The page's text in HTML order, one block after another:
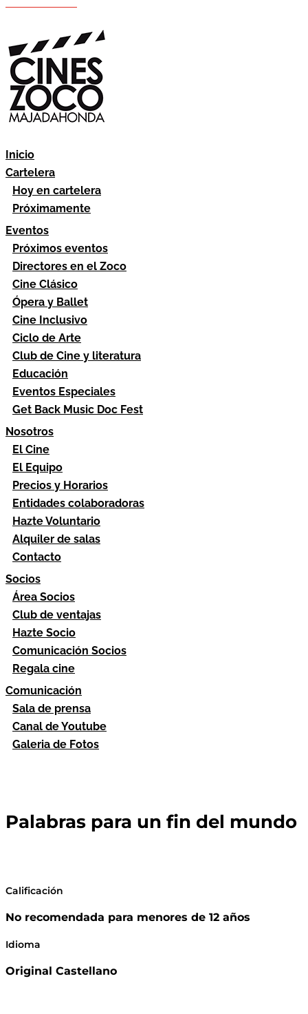
Inicio
Cartelera
Hoy en cartelera
Próximamente
Eventos
Próximos eventos
Directores en el Zoco
Cine Clásico
Ópera y Ballet
Cine Inclusivo
Ciclo de Arte
Club de Cine y literatura
Educación
Eventos Especiales
Get Back Music Doc Fest
Nosotros
El Cine
El Equipo
Precios y Horarios
Entidades colaboradoras
Hazte Voluntario
Alquiler de salas
Contacto
Socios
Área Socios
Club de ventajas
Hazte Socio
Comunicación Socios
Regala cine
Comunicación
Sala de prensa
Canal de Youtube
Galeria de Fotos
Palabras para un fin del mundo
Calificación
No recomendada para menores de 12 años
Idioma
Original Castellano